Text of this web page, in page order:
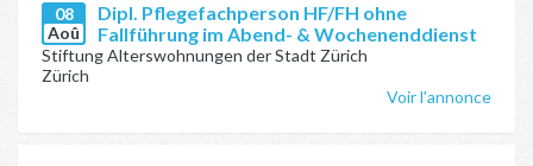
08
Aoû
Dipl. Pflegefachperson HF/FH ohne
Fallführung im Abend- & Wochenenddienst
Stiftung Alterswohnungen der Stadt Zürich
Zürich
Voir l'annonce